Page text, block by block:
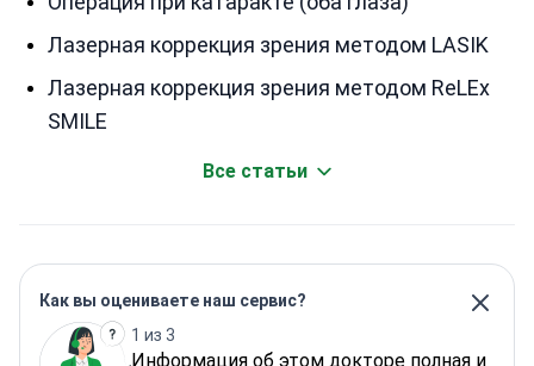
Лазерная коррекция зрения методом LASIK
Лазерная коррекция зрения методом ReLEx
SMILE
Все статьи
Как вы оцениваете наш сервис?
1 из 3
Информация об этом докторе полная и